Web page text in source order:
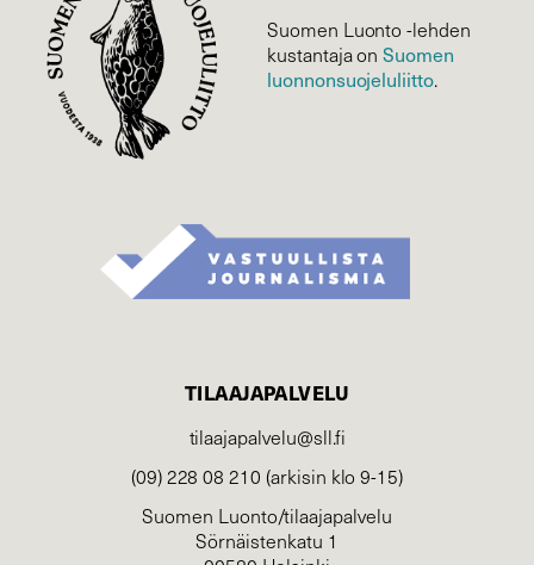
Suomen Luonto -lehden
kustantaja onSuomen
luonnonsuojelu­liitto.
TILAAJAPALVELU
tilaajapalvelu@sll.fi
(09) 228 08 210 (arkisin klo 9-15)
Suomen Luonto/tilaajapalvelu
Sörnäistenkatu 1